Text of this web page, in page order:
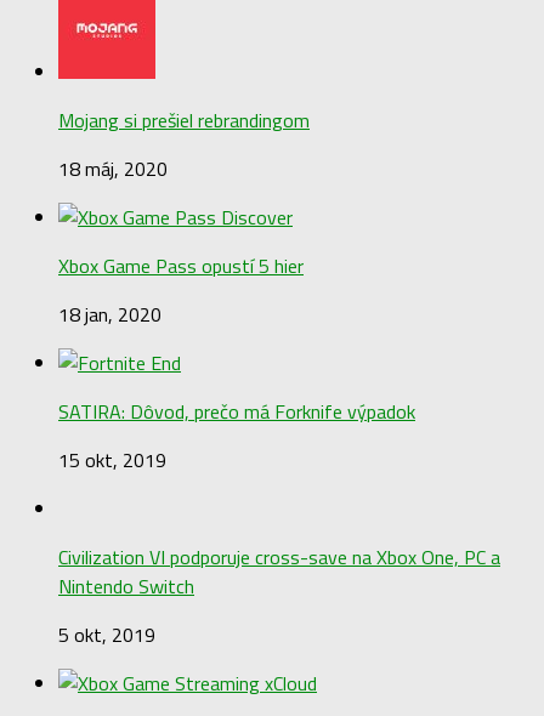
Mojang si prešiel rebrandingom
18 máj, 2020
Xbox Game Pass opustí 5 hier
18 jan, 2020
SATIRA: Dôvod, prečo má Forknife výpadok
15 okt, 2019
Civilization VI podporuje cross-save na Xbox One, PC a
Nintendo Switch
5 okt, 2019